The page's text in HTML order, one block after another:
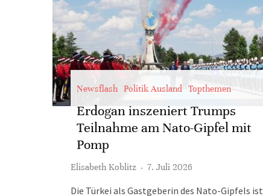
Newsflash Politik Ausland Topthemen
Erdogan inszeniert Trumps
Teilnahme am Nato-Gipfel mit
Pomp
Elisabeth Koblitz · 7. Juli 2026
Die Türkei als Gastgeberin des Nato-Gipfels ist